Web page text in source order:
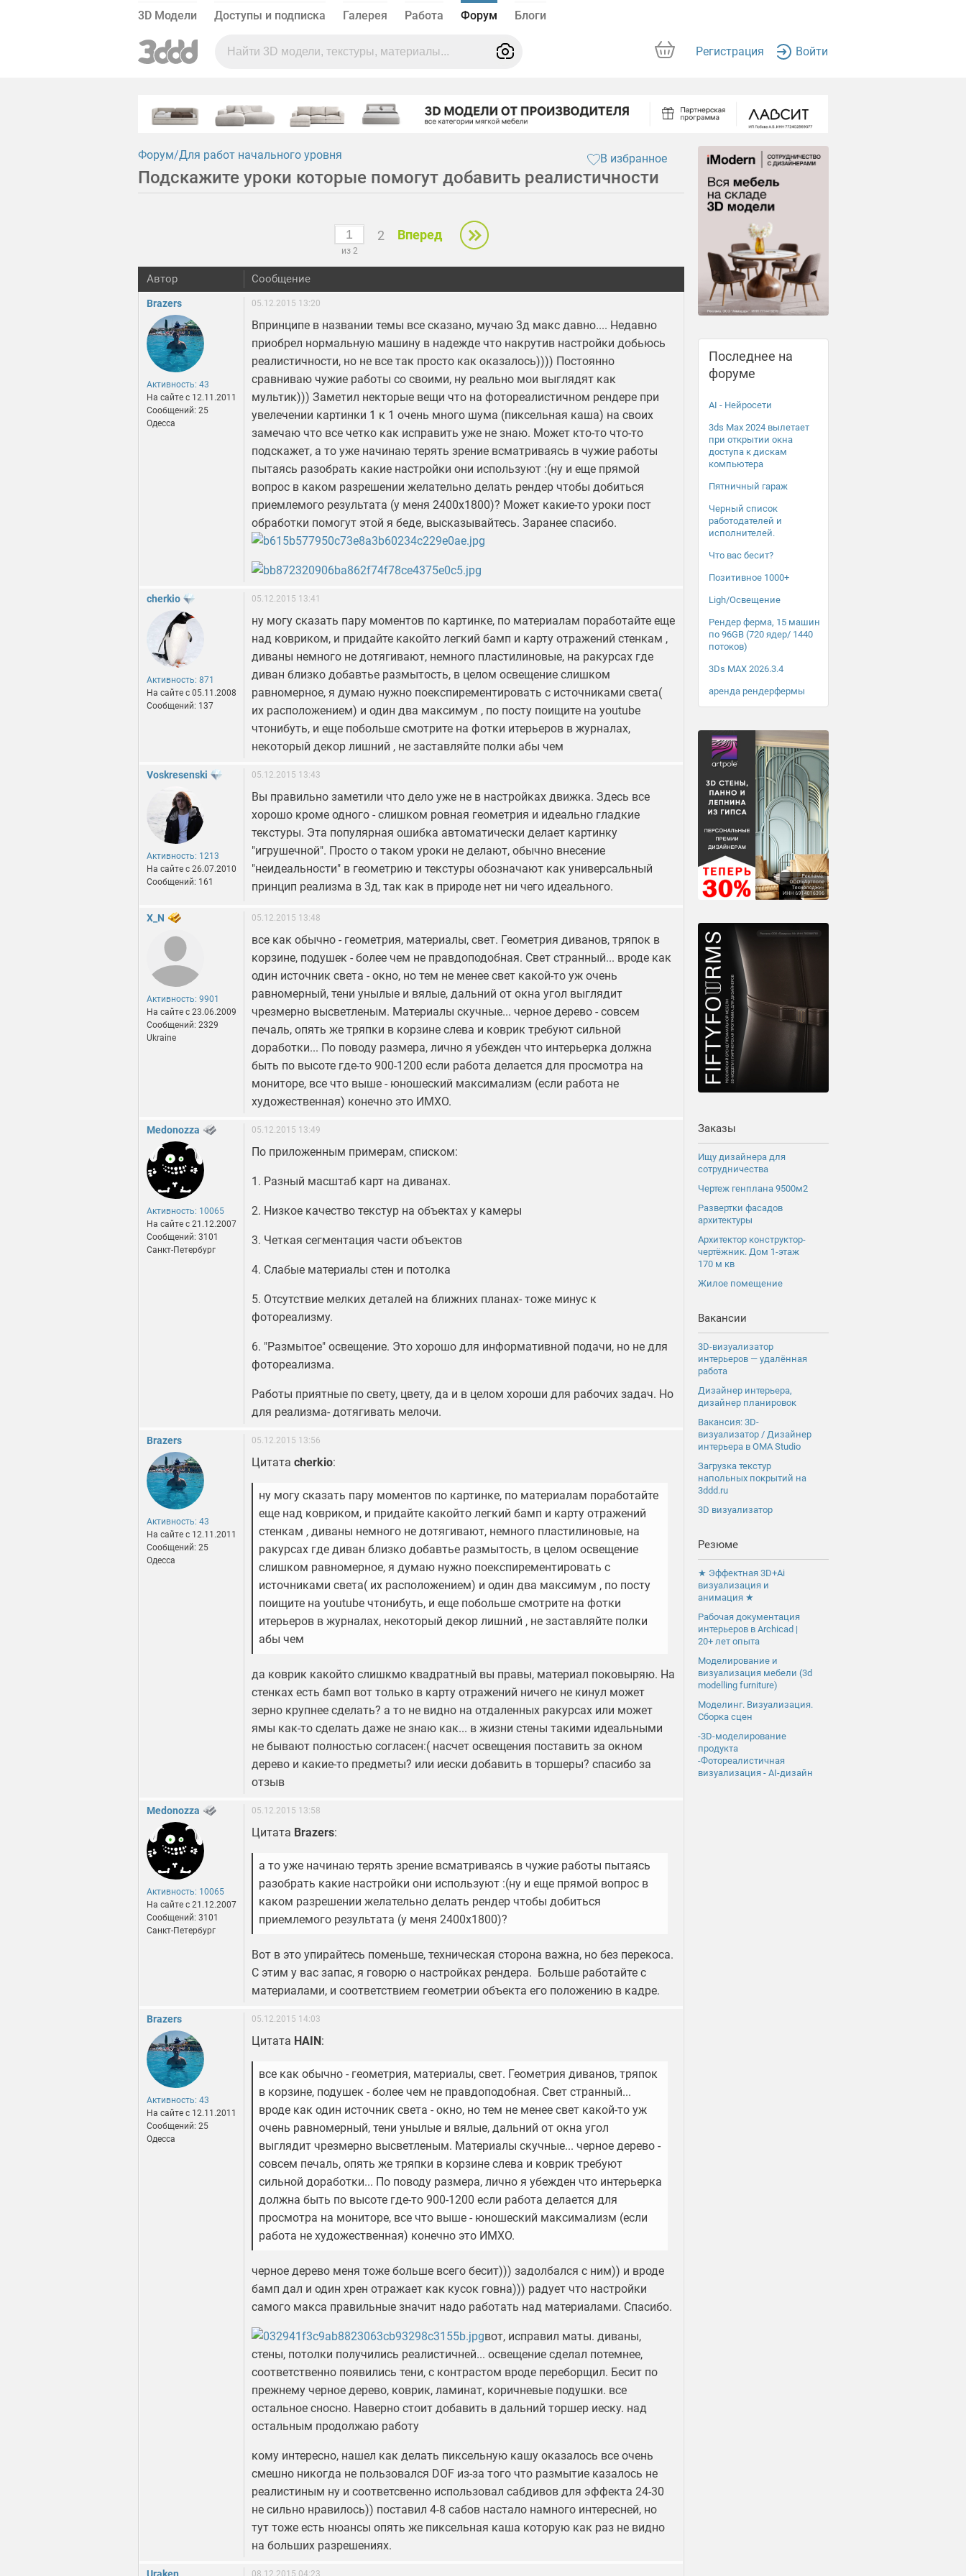
3D Модели Доступы и подписка Галерея Работа Форум Блоги
Регистрация Войти
Форум Для работ начального уровня В избранное
Подскажите уроки которые помогут добавить реалистичности
из 2
2 Вперед
Автор Сообщение
Brazers
Активность: 43
На сайте c 12.11.2011
Сообщений: 25
Одесса
05.12.2015 13:20
Впринципе в названии темы все сказано, мучаю 3д макс давно.... Недавно
приобрел нормальную машину в надежде что накрутив настройки добьюсь
реалистичности, но не все так просто как оказалось)))) Постоянно
сравниваю чужие работы со своими, ну реально мои выглядят как
мультик))) Заметил некторые вещи что на фотореалистичном рендере при
увелечении картинки 1 к 1 очень много шума (пиксельная каша) на своих
замечаю что все четко как исправить уже не знаю. Может кто-то что-то
подскажет, а то уже начинаю терять зрение всматриваясь в чужие работы
пытаясь разобрать какие настройки они используют :(ну и еще прямой
вопрос в каком разрешении желательно делать рендер чтобы добиться
приемлемого результата (у меня 2400х1800)? Может какие-то уроки пост
обработки помогут этой я беде, высказывайтесь. Заранее спасибо.
cherkio
Активность: 871
На сайте c 05.11.2008
Сообщений: 137
05.12.2015 13:41
ну могу сказать пару моментов по картинке, по материалам поработайте еще
над ковриком, и придайте какойто легкий бамп и карту отражений стенкам ,
диваны немного не дотягивают, немного пластилиновые, на ракурсах где
диван близко добавтье размытость, в целом освещение слишком
равномерное, я думаю нужно поекспирементировать с источниками света(
их расположением) и один два максимум , по посту поищите на youtube
чтонибуть, и еще побольше смотрите на фотки итерьеров в журналах,
некоторый декор лишний , не заставляйте полки абы чем
Voskresenski
Активность: 1213
На сайте c 26.07.2010
Сообщений: 161
05.12.2015 13:43
Вы правильно заметили что дело уже не в настройках движка. Здесь все
хорошо кроме одного - слишком ровная геометрия и идеально гладкие
текстуры. Эта популярная ошибка автоматически делает картинку
"игрушечной". Просто о таком уроки не делают, обычно внесение
"неидеальности" в геометрию и текстуры обозначают как универсальный
принцип реализма в 3д, так как в природе нет ни чего идеального.
X_N
Активность: 9901
На сайте c 23.06.2009
Сообщений: 2329
Ukraine
05.12.2015 13:48
все как обычно - геометрия, материалы, свет. Геометрия диванов, тряпок в
корзине, подушек - более чем не правдоподобная. Свет странный... вроде как
один источник света - окно, но тем не менее свет какой-то уж очень
равномерный, тени унылые и вялые, дальний от окна угол выглядит
чрезмерно высветленым. Материалы скучные... черное дерево - совсем
печаль, опять же тряпки в корзине слева и коврик требуют сильной
доработки... По поводу размера, лично я убежден что интерьерка должна
быть по высоте где-то 900-1200 если работа делается для просмотра на
мониторе, все что выше - юношеский максимализм (если работа не
художественная) конечно это ИМХО.
Medonozza
Активность: 10065
На сайте c 21.12.2007
Сообщений: 3101
Санкт-Петербург
05.12.2015 13:49
По приложенным примерам, списком:
1. Разный масштаб карт на диванах.
2. Низкое качество текстур на объектах у камеры
3. Четкая сегментация части объектов
4. Слабые материалы стен и потолка
5. Отсутствие мелких деталей на ближних планах- тоже минус к
фотореализму.
6. "Размытое" освещение. Это хорошо для информативной подачи, но не для
фотореализма.
Работы приятные по свету, цвету, да и в целом хороши для рабочих задач. Но
для реализма- дотягивать мелочи.
Brazers
Активность: 43
На сайте c 12.11.2011
Сообщений: 25
Одесса
05.12.2015 13:56
Цитата cherkio:
ну могу сказать пару моментов по картинке, по материалам поработайте
еще над ковриком, и придайте какойто легкий бамп и карту отражений
стенкам , диваны немного не дотягивают, немного пластилиновые, на
ракурсах где диван близко добавтье размытость, в целом освещение
слишком равномерное, я думаю нужно поекспирементировать с
источниками света( их расположением) и один два максимум , по посту
поищите на youtube чтонибуть, и еще побольше смотрите на фотки
итерьеров в журналах, некоторый декор лишний , не заставляйте полки
абы чем
да коврик какойто слишкмо квадратный вы правы, материал поковыряю. На
стенках есть бамп вот только в карту отражений ничего не кинул может
зерно крупнее сделать? а то не видно на отдаленных ракурсах или может
ямы как-то сделать даже не знаю как... в жизни стены такими идеальными
не бывают полностью согласен:( насчет освещения поставить за окном
дерево и какие-то предметы? или иески добавить в торшеры? спасибо за
отзыв
Medonozza
Активность: 10065
На сайте c 21.12.2007
Сообщений: 3101
Санкт-Петербург
05.12.2015 13:58
Цитата Brazers:
а то уже начинаю терять зрение всматриваясь в чужие работы пытаясь
разобрать какие настройки они используют :(ну и еще прямой вопрос в
каком разрешении желательно делать рендер чтобы добиться
приемлемого результата (у меня 2400х1800)?
Вот в это упирайтесь поменьше, техническая сторона важна, но без перекоса.
С этим у вас запас, я говорю о настройках рендера. Больше работайте с
материалами, и соответствием геометрии объекта его положению в кадре.
Brazers
Активность: 43
На сайте c 12.11.2011
Сообщений: 25
Одесса
05.12.2015 14:03
Цитата HAIN :
все как обычно - геометрия, материалы, свет. Геометрия диванов, тряпок
в корзине, подушек - более чем не правдоподобная. Свет странный...
вроде как один источник света - окно, но тем не менее свет какой-то уж
очень равномерный, тени унылые и вялые, дальний от окна угол
выглядит чрезмерно высветленым. Материалы скучные... черное дерево -
совсем печаль, опять же тряпки в корзине слева и коврик требуют
сильной доработки... По поводу размера, лично я убежден что интерьерка
должна быть по высоте где-то 900-1200 если работа делается для
просмотра на мониторе, все что выше - юношеский максимализм (если
работа не художественная) конечно это ИМХО.
черное дерево меня тоже больше всего бесит))) задолбался с ним)) и вроде
бамп дал и один хрен отражает как кусок говна))) радует что настройки
самого макса правильные значит надо работать над материалами. Спасибо.
вот, исправил маты. диваны,
стены, потолки получились реалистичней... освещение сделал потемнее,
соответственно появились тени, с контрастом вроде переборщил. Бесит по
прежнему черное дерево, коврик, ламинат, коричневые подушки. все
остальное сносно. Наверно стоит добавить в дальний торшер иеску. над
остальным продолжаю работу
кому интересно, нашел как делать пиксельную кашу оказалось все очень
смешно никогда не пользовался DOF из-за того что размытие казалось не
реалистиным ну и соответсвенно использовал сабдивов для эффекта 24-30
не сильно нравилось)) поставил 4-8 сабов настало намного интересней, но
тут тоже есть нюансы опять же пиксельная каша которую как раз не видно
на больших разрешениях.
Последнее на
форуме
AI - Нейросети
3ds Max 2024 вылетает
при открытии окна
доступа к дискам
компьютера
Пятничный гараж
Черный список
работодателей и
исполнителей.
Что вас бесит?
Позитивное 1000+
Ligh/Освещение
Рендер ферма, 15 машин
по 96GB (720 ядер/ 1440
потоков)
3Ds MAX 2026.3.4
аренда рендерфермы
Заказы
Ищу дизайнера для
сотрудничества
Чертеж генплана 9500м2
Развертки фасадов
архитектуры
Архитектор конструктор-
чертёжник. Дом 1-этаж
170 м кв
Жилое помещение
Вакансии
3D-визуализатор
интерьеров — удалённая
работа
Дизайнер интерьера,
дизайнер планировок
Вакансия: 3D-
визуализатор / Дизайнер
интерьера в OMA Studio
Загрузка текстур
напольных покрытий на
3ddd.ru
3D визуализатор
Резюме
★ Эффектная 3D+Ai
визуализация и
анимация ★
Рабочая документация
интерьеров в Archicad |
20+ лет опыта
Моделирование и
визуализация мебели (3d
modelling furniture)
Моделинг. Визуализация.
Сборка сцен
-3D-моделирование
продукта
-Фотореалистичная
визуализация - AI-дизайн